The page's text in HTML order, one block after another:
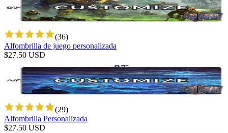
(36)
Alfombrilla de juego personalizada
$27.50 USD
(29)
Alfombrilla Personalizada
$27.50 USD